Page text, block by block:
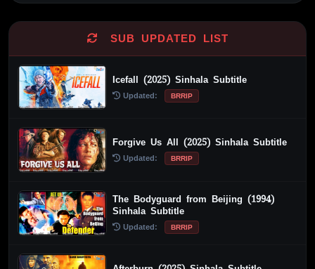
SUB UPDATED LIST
Icefall (2025) Sinhala Subtitle
Updated: BRRIP
Forgive Us All (2025) Sinhala Subtitle
Updated: BRRIP
The Bodyguard from Beijing (1994)
Sinhala Subtitle
Updated: BRRIP